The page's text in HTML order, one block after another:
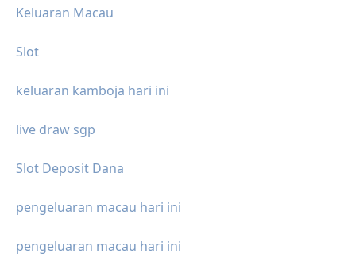
Keluaran Macau
Slot
keluaran kamboja hari ini
live draw sgp
Slot Deposit Dana
pengeluaran macau hari ini
pengeluaran macau hari ini